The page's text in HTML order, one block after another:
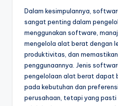
Dalam kesimpulannya,
sangat penting dalam
menggunakan software,
mengelola alat berat dengan
produktivitas, dan
penggunaannya. Jenis
pengelolaan alat berat dapat
pada kebutuhan dan
perusahaan, tetapi yang